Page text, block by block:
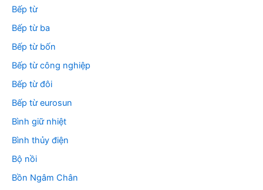
Bếp từ
Bếp từ ba
Bếp từ bốn
Bếp từ công nghiệp
Bếp từ đôi
Bếp từ eurosun
Bình giữ nhiệt
Bình thủy điện
Bộ nồi
Bồn Ngâm Chân